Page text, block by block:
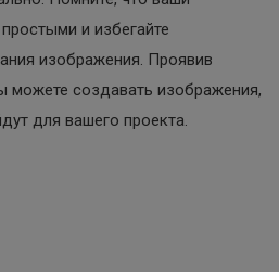
и избегайте
изображения. Проявив
можете создавать изображения,
для вашего проекта.